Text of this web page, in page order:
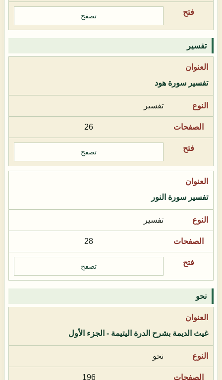
تصفح
تفسير
تفسير سورة هود
تفسير
26
تصفح
تفسير سورة النور
تفسير
28
تصفح
نحو
غيث الديمة بشرح الدرة اليتيمة - الجزء الأول
نحو
196